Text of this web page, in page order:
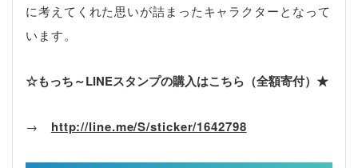
に考えてくれた思いが詰まったキャラクターとなって
います。
☆もっち～LINEスタンプの購入はこちら（全額寄付）★
→ http://line.me/S/sticker/1642798